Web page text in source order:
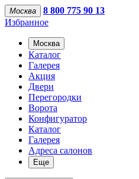
Москва
8 800 775 90 13
Избранное
Москва
Каталог
Галерея
Акция
Двери
Перегородки
Ворота
Конфигуратор
Каталог
Галерея
Адреса салонов
Еще